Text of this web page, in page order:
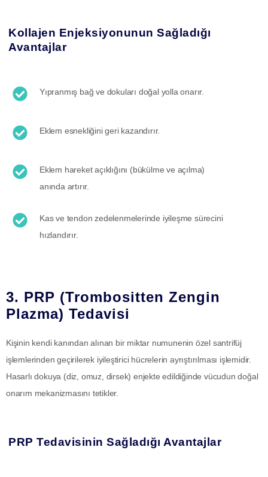
Kollajen Enjeksiyonunun Sağladığı
Avantajlar
Yıpranmış bağ ve dokuları doğal yolla onarır.
Eklem esnekliğini geri kazandırır.
Eklem hareket açıklığını (bükülme ve açılma)
anında artırır.
Kas ve tendon zedelenmelerinde iyileşme sürecini
hızlandırır.
3. PRP (Trombositten Zengin
Plazma) Tedavisi
Kişinin kendi kanından alınan bir miktar numunenin özel santrifüj
işlemlerinden geçirilerek iyileştirici hücrelerin ayrıştırılması işlemidir.
Hasarlı dokuya (diz, omuz, dirsek) enjekte edildiğinde vücudun doğal
onarım mekanizmasını tetikler.
PRP Tedavisinin Sağladığı Avantajlar